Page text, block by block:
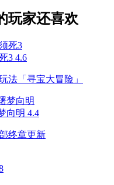
玩家还喜欢
3 4.6
法「寻宝大冒险」
向明 4.4
终章更新